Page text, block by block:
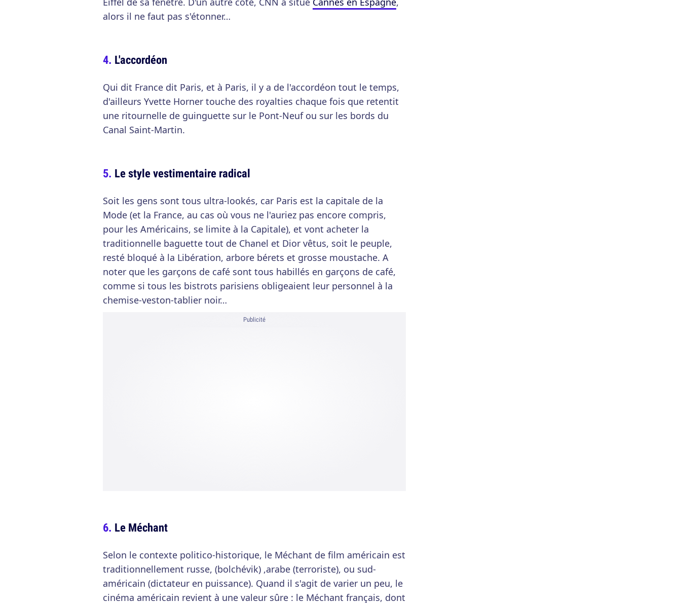
alors il ne faut pas s'étonner…
L'accordéon
Qui dit France dit Paris, et à Paris, il y a de l'accordéon tout le temps,
d'ailleurs Yvette Horner touche des royalties chaque fois que retentit
une ritournelle de guinguette sur le Pont-Neuf ou sur les bords du
Canal Saint-Martin.
Le style vestimentaire radical
Soit les gens sont tous ultra-lookés, car Paris est la capitale de la
Mode (et la France, au cas où vous ne l'auriez pas encore compris,
pour les Américains, se limite à la Capitale), et vont acheter la
traditionnelle baguette tout de Chanel et Dior vêtus, soit le peuple,
resté bloqué à la Libération, arbore bérets et grosse moustache. A
noter que les garçons de café sont tous habillés en garçons de café,
comme si tous les bistrots parisiens obligeaient leur personnel à la
chemise-veston-tablier noir…
Publicité
Le Méchant
Selon le contexte politico-historique, le Méchant de film américain est
traditionnellement russe, (bolchévik) ,arabe (terroriste), ou sud-
américain (dictateur en puissance). Quand il s'agit de varier un peu, le
cinéma américain revient à une valeur sûre : le Méchant français, dont